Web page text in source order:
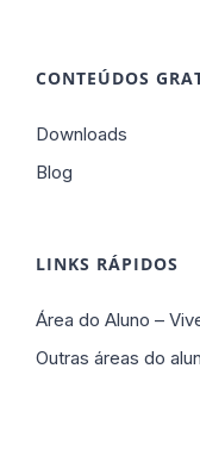
CONTEÚDOS
Downloads
Blog
LINKS RÁPIDOS
Área do Aluno –
Outras áreas do